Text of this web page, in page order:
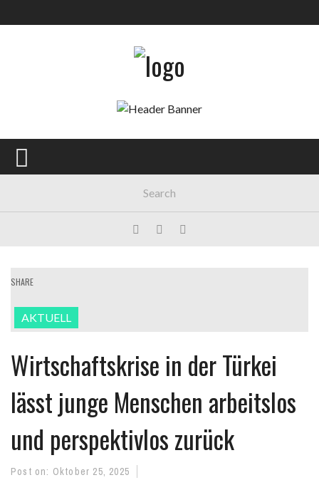
SHARE
AKTUELL
Wirtschaftskrise in der Türkei
lässt junge Menschen arbeitslos
und perspektivlos zurück
Post on: Oktober 25, 2025